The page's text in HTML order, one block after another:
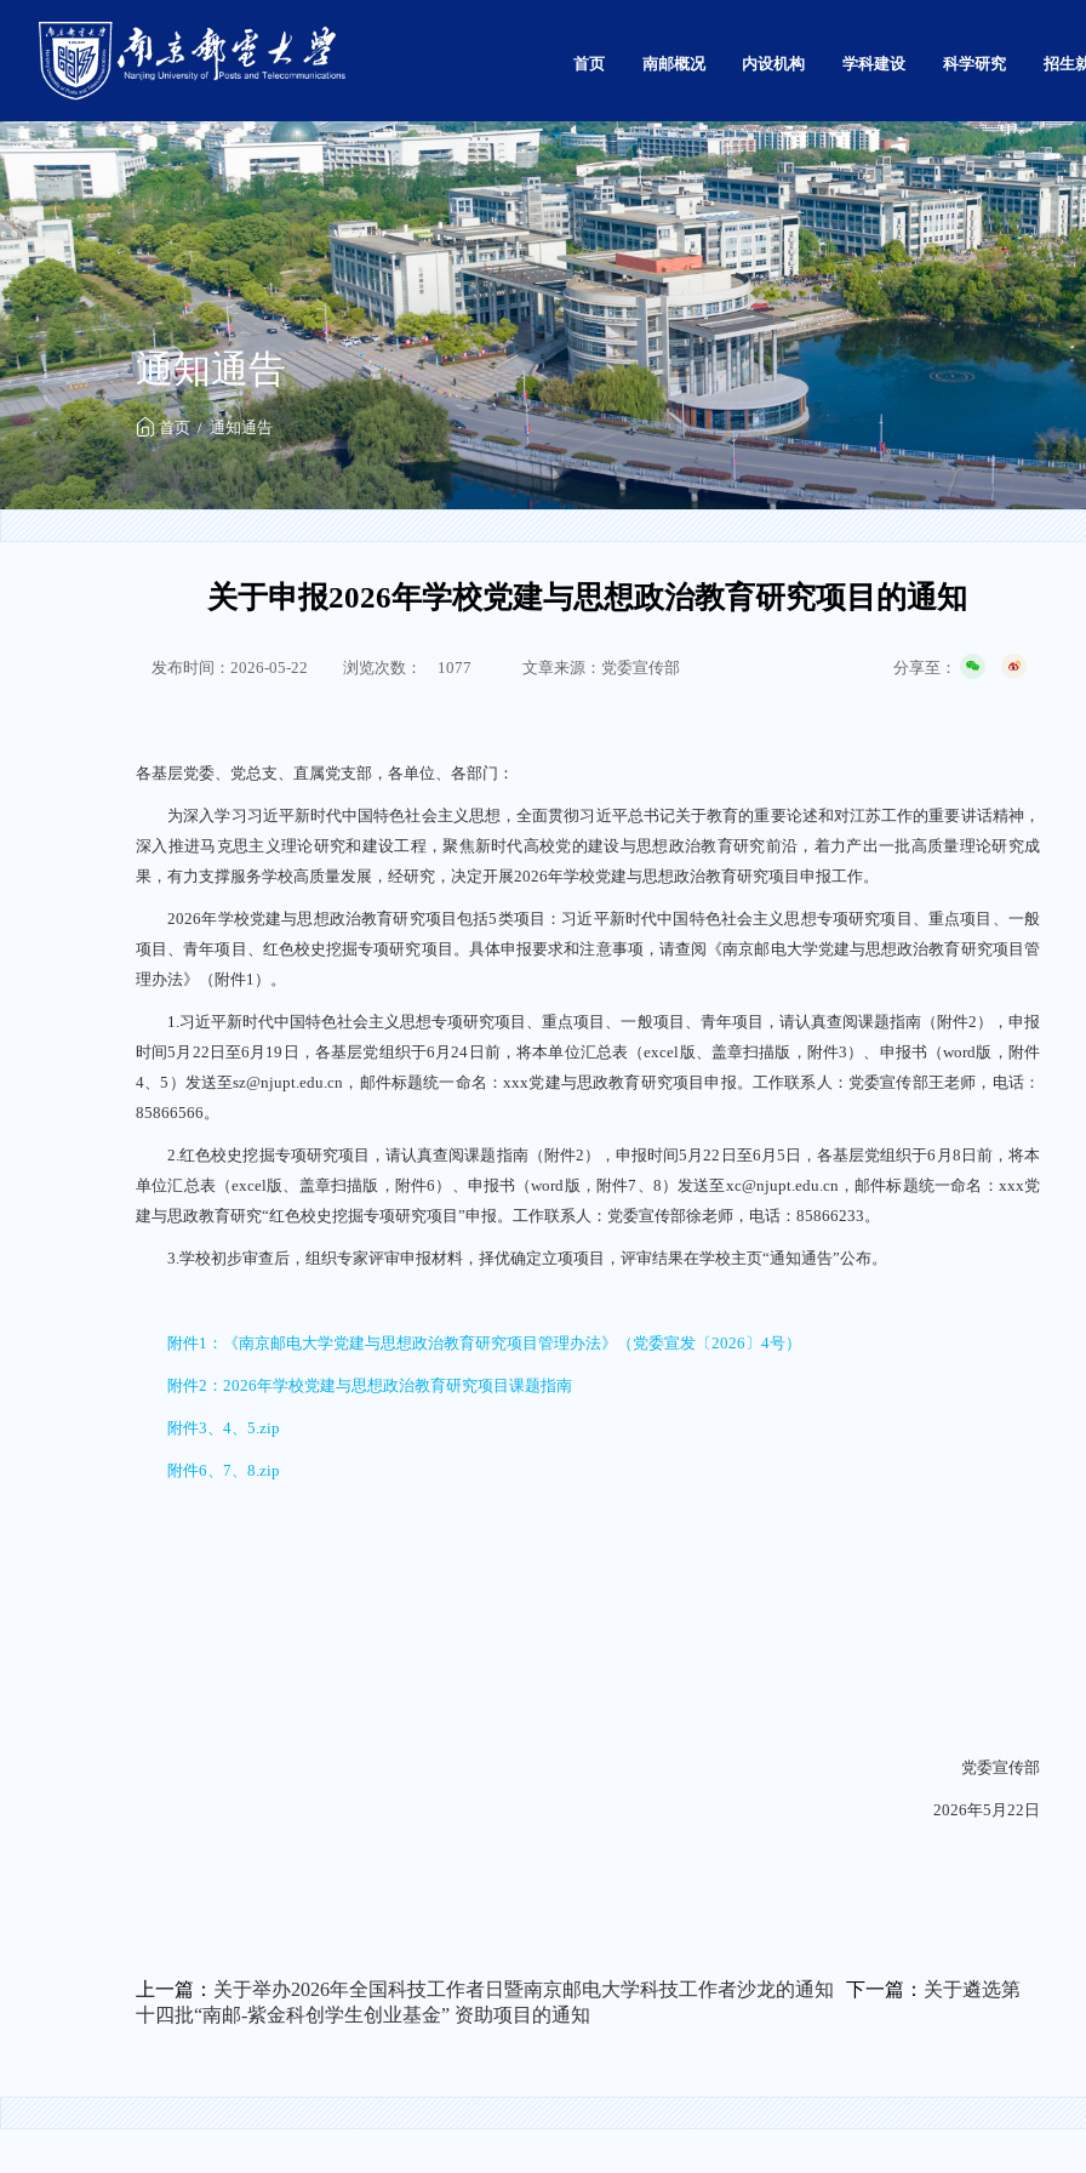
首页 南邮概况
学校章程
南邮精神
校标校训
南邮校史
南邮校歌
现任领导
视频展播
校园实景漫游
校园景色
校区地图
内设机构
教学机构
基层党的组织
科研机构
直属单位和其他
独立学院
学科建设 科学研究
社会科学研究
高等教育研究
科技基础条件平台
学术刊物
招生
研究生
留学生
继续教
就业信
通知通告
首页 通知通告
关于申报2026年学校党建与思想政治教育研究项目的通知
发布时间：2026-05-22 浏览次数： 1077 文章来源：党委宣传部 分享至：
各基层党委、党总支、直属党支部，各单位、各部门：
为深入学习习近平新时代中国特色社会主义思想，全面贯彻习近平总书记关于教育的重要论述和对江苏工作的重要讲话精神，
深入推进马克思主义理论研究和建设工程，聚焦新时代高校党的建设与思想政治教育研究前沿，着力产出一批高质量理论研究成
果，有力支撑服务学校高质量发展，经研究，决定开展2026年学校党建与思想政治教育研究项目申报工作。
2026年学校党建与思想政治教育研究项目包括5类项目：习近平新时代中国特色社会主义思想专项研究项目、重点项目、一般
项目、青年项目、红色校史挖掘专项研究项目。具体申报要求和注意事项，请查阅《南京邮电大学党建与思想政治教育研究项目管
理办法》（附件1）。
1.习近平新时代中国特色社会主义思想专项研究项目、重点项目、一般项目、青年项目，请认真查阅课题指南（附件2），申报
时间5月22日至6月19日，各基层党组织于6月24日前，将本单位汇总表（excel版、盖章扫描版，附件3）、申报书（word版，附件
4、5）发送至sz@njupt.edu.cn，邮件标题统一命名：xxx党建与思政教育研究项目申报。工作联系人：党委宣传部王老师，电话：
85866566。
2.红色校史挖掘专项研究项目，请认真查阅课题指南（附件2），申报时间5月22日至6月5日，各基层党组织于6月8日前，将本
单位汇总表（excel版、盖章扫描版，附件6）、申报书（word版，附件7、8）发送至xc@njupt.edu.cn，邮件标题统一命名：xxx党
建与思政教育研究“红色校史挖掘专项研究项目”申报。工作联系人：党委宣传部徐老师，电话：85866233。
3.学校初步审查后，组织专家评审申报材料，择优确定立项项目，评审结果在学校主页“通知通告”公布。
附件1：《南京邮电大学党建与思想政治教育研究项目管理办法》（党委宣发〔2026〕4号）
附件2：2026年学校党建与思想政治教育研究项目课题指南
附件3、4、5.zip
附件6、7、8.zip
党委宣传部
2026年5月22日
上一篇： 关于举办2026年全国科技工作者日暨南京邮电大学科技工作者沙龙的通知 下一篇： 关于遴选第
十四批“南邮-紫金科创学生创业基金” 资助项目的通知